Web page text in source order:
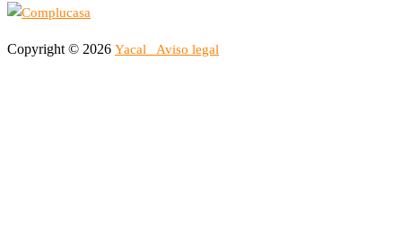
Copyright © 2026 Yacal Aviso legal